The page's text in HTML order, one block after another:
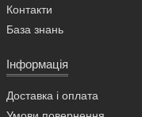
Контакти
База знань
Інформація
Доставка і оплата